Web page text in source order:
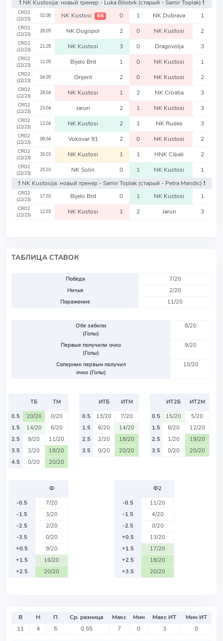
❗️ NK Kustosija: новый тренер - Luka Bilobrk (старый - Samir Toplak) ❗️
CRO2
(22/23)
02.06 NK Kustosi 66 0 1 NK Dubrava 1
CRO2
(22/23)
26.05 NK Dugopol 2 0 NK Kustosi 2
CRO2
(22/23)
21.05 NK Kustosi 3 0 Dragovolja 3
CRO2
(22/23)
12.05 Bijelo Brd 1 0 NK Kustosi 1
CRO2
(22/23)
04.05 Orijent 2 0 NK Kustosi 2
CRO2
(22/23)
28.04 NK Kustosi 1 2 NK Croatia 3
CRO2
(22/23)
23.04 Jarun 2 1 NK Kustosi 3
CRO2
(22/23)
13.04 NK Kustosi 2 1 NK Rudes 3
CRO2
(22/23)
06.04 Vukovar 91 2 0 NK Kustosi 2
CRO2
(22/23)
30.03 NK Kustosi 1 1 HNK Cibali 2
CRO2
(22/23)
25.03 NK Solin 0 1 NK Kustosi
1
❗️ NK Kustosija: новый тренер - Samir Toplak (старый - Petra Mandic) ❗️
CRO2
(22/23)
17.03 Bijelo Brd 0 1 NK Kustosi 1
CRO2
(22/23)
12.03 NK Kustosi 1 2 Jarun 3
ТАБЛИЦА СТАВОК
Победа
7/20
Ничья
2/20
Поражение
11/20
Обе забили
(Голы)
8/20
Первые получили очко
(Голы)
9/20
Соперник первым получил
очко (Голы)
10/20
ТБ
ТМ
0.5
20/20
0/20
1.5
14/20
6/20
2.5
9/20
11/20
3.5
2/20
18/20
4.5
0/20 20/20
ИТБ
ИТМ
0.5
13/20
7/20
1.5
6/20
14/20
2.5
2/20
18/20
3.5
0/20 20/20
ИТ2Б
ИТ2М
0.5
15/20
5/20
1.5
8/20
12/20
2.5
1/20
19/20
3.5
0/20 20/20
Ф
-0.5
7/20
-1.5
3/20
-2.5
2/20
-3.5
0/20
+0.5
9/20
+1.5
16/20
+2.5
20/20
Ф2
-0.5
11/20
-1.5
4/20
-2.5
0/20
+0.5
13/20
+1.5
17/20
+2.5
18/20
+3.5
20/20
В Н П Ср. разница Макс Мин Макс ИТ
Мин ИТ
11
4 5 0.55 7 0 3 0